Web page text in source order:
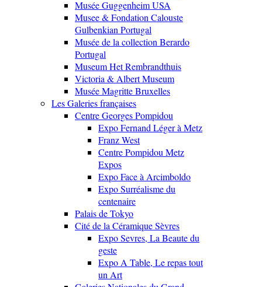
Musée Guggenheim USA
Musee & Fondation Calouste
Gulbenkian Portugal
Musée de la collection Berardo
Portugal
Museum Het Rembrandthuis
Victoria & Albert Museum
Musée Magritte Bruxelles
Les Galeries françaises
Centre Georges Pompidou
Expo Fernand Léger à Metz
Franz West
Centre Pompidou Metz
Expos
Expo Face à Arcimboldo
Expo Surréalisme du
centenaire
Palais de Tokyo
Cité de la Céramique Sèvres
Expo Sevres, La Beaute du
geste
Expo A Table, Le repas tout
un Art